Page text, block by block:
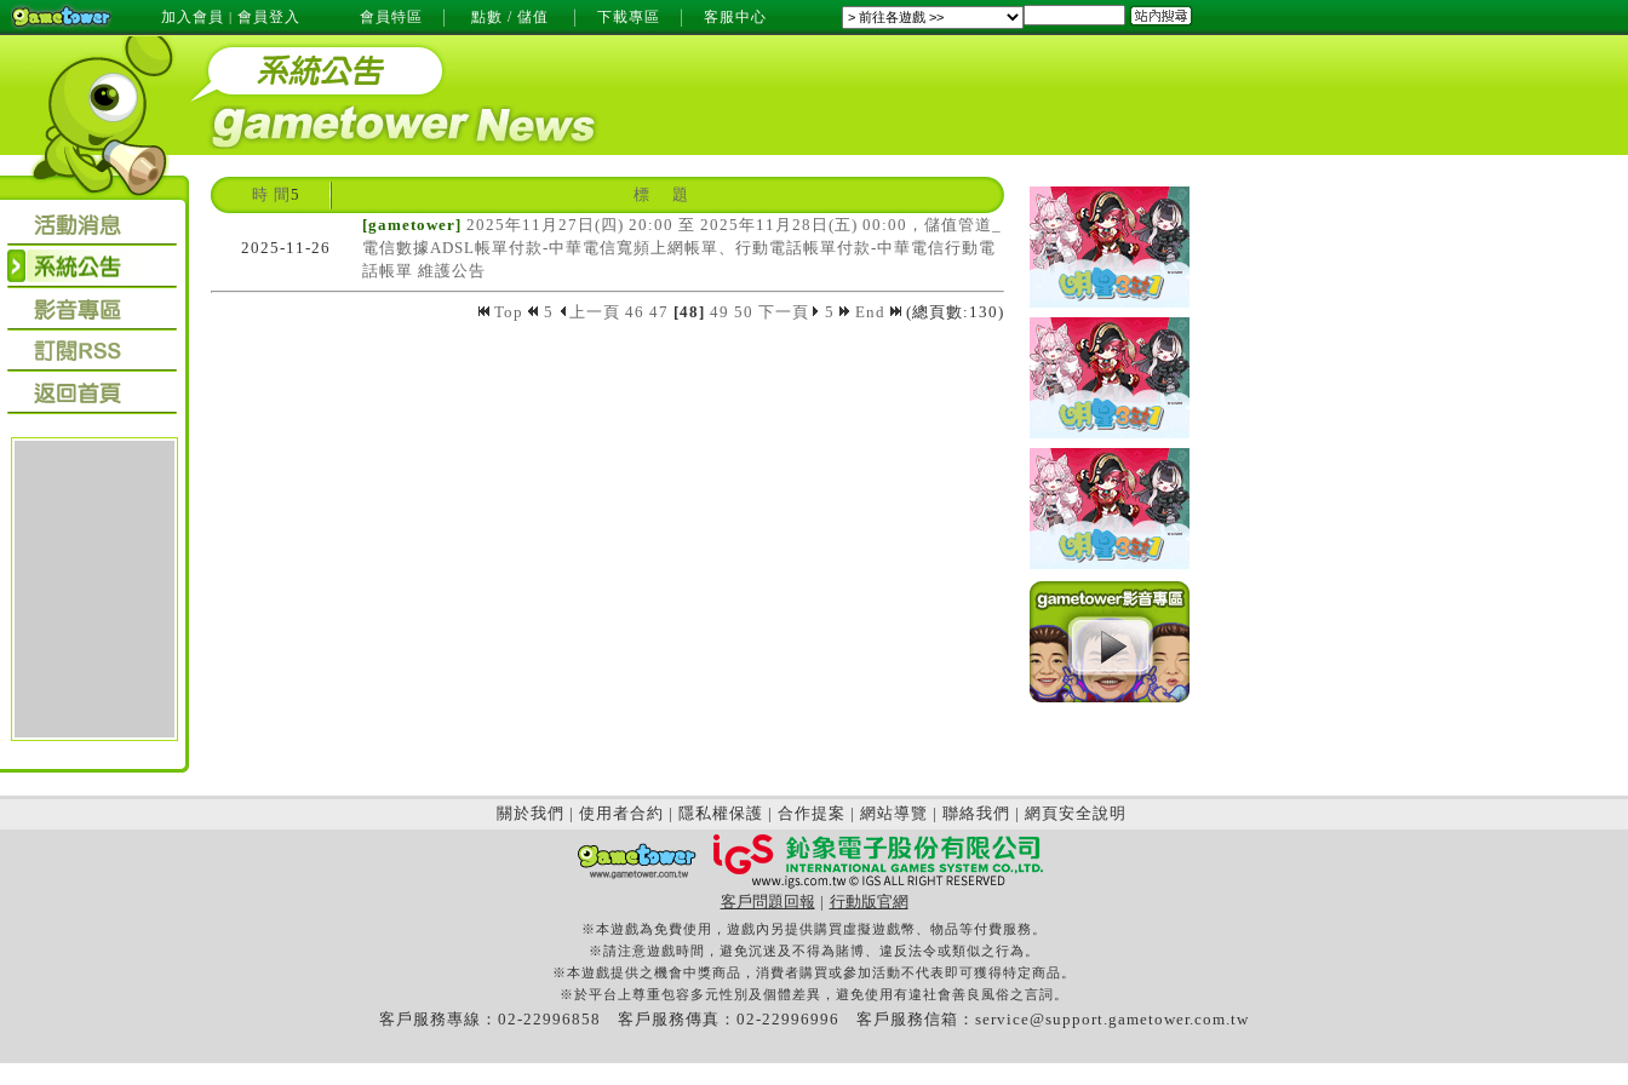
加入會員 | 會員登入 會員特區 點數 / 儲值 下載專區 客服中心
時 間 5 標 題
2025-11-26
[gametower] 2025年11月27日(四) 20:00 至 2025年11月28日(五) 00:00，儲值管道_
電信數據ADSL帳單付款-中華電信寬頻上網帳單、行動電話帳單付款-中華電信行動電
話帳單 維護公告
Top 5 上一頁 46 47 [48] 49 50 下一頁 5 End (總頁數:130)
關於我們 | 使用者合約 | 隱私權保護 | 合作提案 | 網站導覽 | 聯絡我們 | 網頁安全說明
客戶問題回報 | 行動版官網
※本遊戲為免費使用，遊戲內另提供購買虛擬遊戲幣、物品等付費服務。
※請注意遊戲時間，避免沉迷及不得為賭博、違反法令或類似之行為。
※本遊戲提供之機會中獎商品，消費者購買或參加活動不代表即可獲得特定商品。
※於平台上尊重包容多元性別及個體差異，避免使用有違社會善良風俗之言詞。
客戶服務專線：02-22996858 客戶服務傳真：02-22996996 客戶服務信箱： service@support.gametower.com.tw